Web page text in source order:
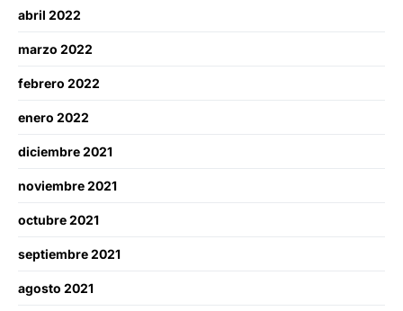
abril 2022
marzo 2022
febrero 2022
enero 2022
diciembre 2021
noviembre 2021
octubre 2021
septiembre 2021
agosto 2021